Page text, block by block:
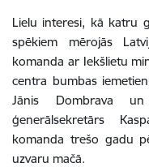
Lielu interesi, kā katru
spēkiem mērojās
komanda ar Iekšlietu
centra bumbas
Jānis Dombrava un
ģenerālsekretārs
komanda trešo gadu
uzvaru mačā.